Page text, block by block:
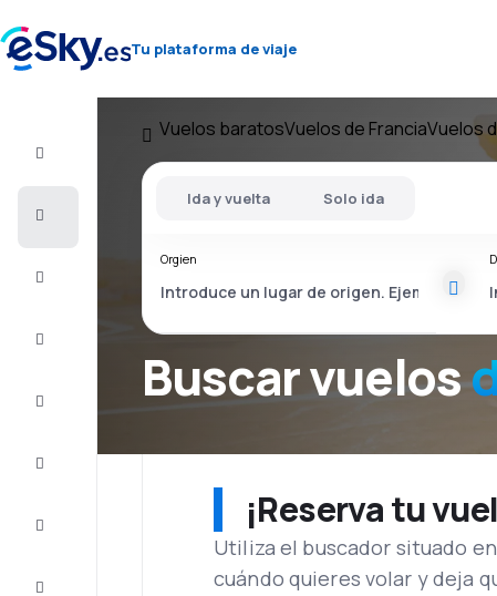
Tu plataforma de viaje
Vuelos baratosVuelos de FranciaVuelos
Buscar vuelos
Ida y vuelta Solo ida
Orgien
¡Reserva tu
Utiliza el buscador situado
cuándo quieres volar y deja